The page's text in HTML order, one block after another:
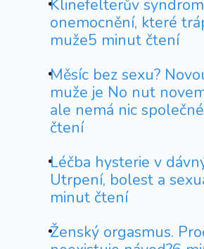
Klinefelterův
onemocnění, které
muže5 minut čtení
Měsíc bez sexu?
muže je No nut
ale nemá nic
čtení
Léčba hysterie v
Utrpení, bolest a
minut čtení
Ženský orgasmus.